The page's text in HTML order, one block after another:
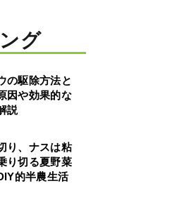
グ
の駆除方法と
因や効果的な
説
り、ナスは粘
り切る夏野菜
的半農生活